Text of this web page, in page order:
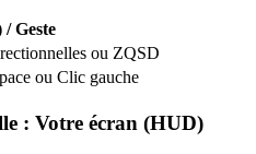
/ Geste
ou ZQSD
ou Clic gauche
: Votre écran (HUD)